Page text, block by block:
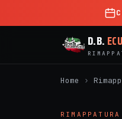
D.B. ECU
Home ›